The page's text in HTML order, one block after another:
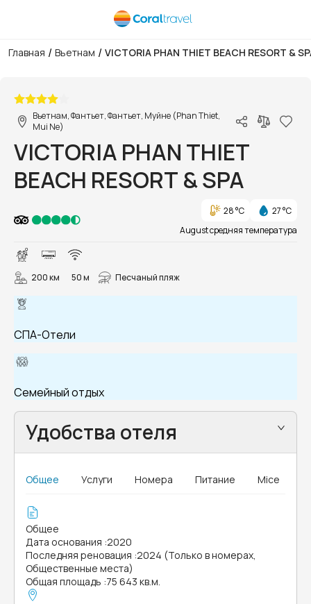
Главная / Вьетнам / VICTORIA PHAN THIET BEACH RESORT &
Вьетнам, Фантьет, Фантьет, Муйне (Phan Thiet,
Mui Ne)
VICTORIA PHAN THIET
BEACH RESORT & SPA
28 °C
27 °C
August средняя температура
200 км 50 м Песчаный пляж
СПА-Отели
Семейный отдых
Удобства отеля
Общее Услуги Номера Питание Mice
Общее
Дата основания :2020
Последняя реновация :2024 (Только в номерах,
Общественные места)
Общая площадь :75 643 кв.м.